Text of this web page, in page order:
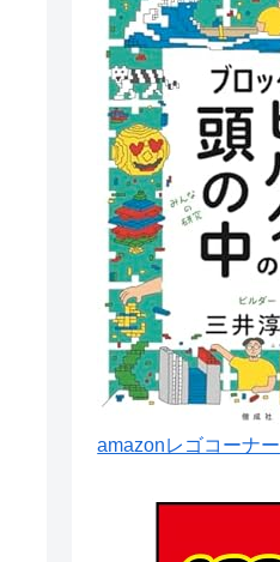
amazonレゴコーナー